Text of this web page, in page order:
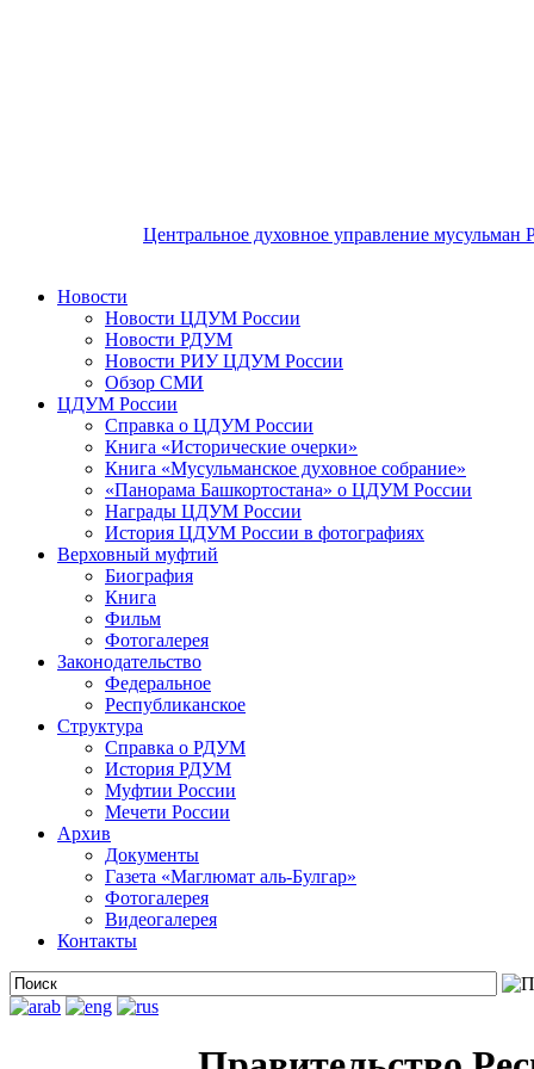
Центральное духовное управление мусульман
Новости
Новости ЦДУМ России
Новости РДУМ
Новости РИУ ЦДУМ России
Обзор СМИ
ЦДУМ России
Справка о ЦДУМ России
Книга «Исторические очерки»
Книга «Мусульманское духовное собрание»
«Панорама Башкортостана» о ЦДУМ России
Награды ЦДУМ России
История ЦДУМ России в фотографиях
Верховный муфтий
Биография
Книга
Фильм
Фотогалерея
Законодательство
Федеральное
Республиканское
Структура
Справка о РДУМ
История РДУМ
Муфтии России
Мечети России
Архив
Документы
Газета «Маглюмат аль-Булгар»
Фотогалерея
Видеогалерея
Контакты